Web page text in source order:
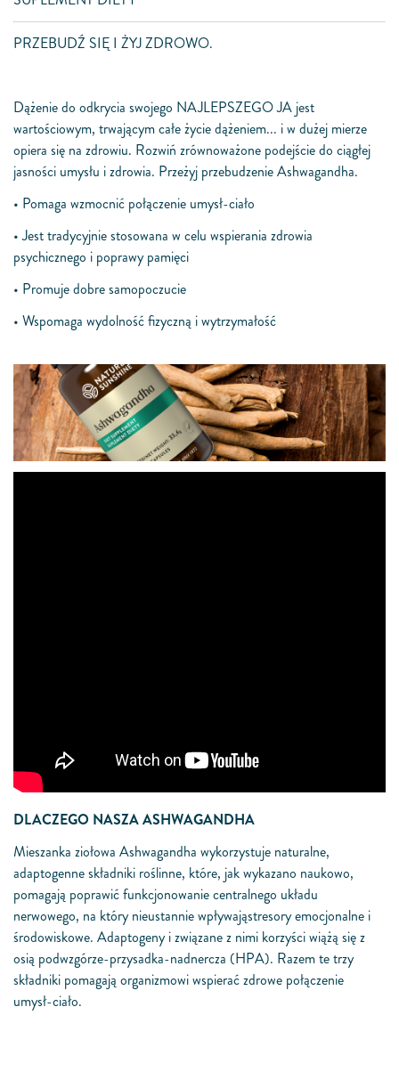
PRZEBUDŹ SIĘ I ŻYJ ZDROWO.
Dążenie do odkrycia swojego NAJLEPSZEGO JA jest
wartościowym, trwającym całe życie dążeniem... i w dużej mierze
opiera się na zdrowiu. Rozwiń zrównoważone podejście do ciągłej
jasności umysłu i zdrowia. Przeżyj przebudzenie Ashwagandha.
• Pomaga wzmocnić połączenie umysł-ciało
• Jest tradycyjnie stosowana w celu wspierania zdrowia
psychicznego i poprawy pamięci
• Promuje dobre samopoczucie
• Wspomaga wydolność fizyczną i wytrzymałość
DLACZEGO NASZA ASHWAGANDHA
Mieszanka ziołowa Ashwagandha wykorzystuje naturalne,
adaptogenne składniki roślinne, które, jak wykazano naukowo,
pomagają poprawić funkcjonowanie centralnego układu
nerwowego, na który nieustannie wpływająstresory emocjonalne i
środowiskowe. Adaptogeny i związane z nimi korzyści wiążą się z
osią podwzgórze-przysadka-nadnercza (HPA). Razem te trzy
składniki pomagają organizmowi wspierać zdrowe połączenie
umysł-ciało.